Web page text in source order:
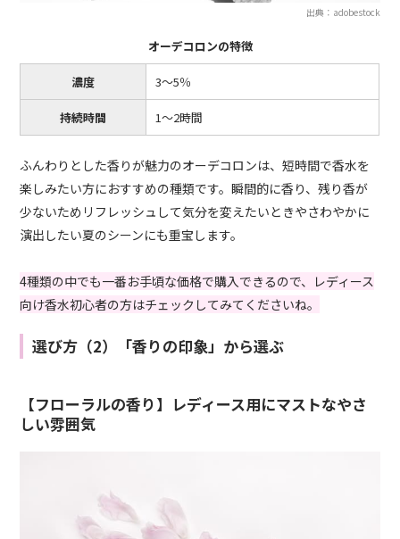
出典：adobestock
オーデコロンの特徴
濃度 3〜5％
持続時間 1〜2時間
ふんわりとした香りが魅力のオーデコロンは、短時間で香水を
楽しみたい方におすすめの種類です。瞬間的に香り、残り香が
少ないためリフレッシュして気分を変えたいときやさわやかに
演出したい夏のシーンにも重宝します。
4種類の中でも一番お手頃な価格で購入できるので、レディース
向け香水初心者の方はチェックしてみてくださいね。
選び方（2）「香りの印象」から選ぶ
【フローラルの香り】レディース用にマストなやさ
しい雰囲気